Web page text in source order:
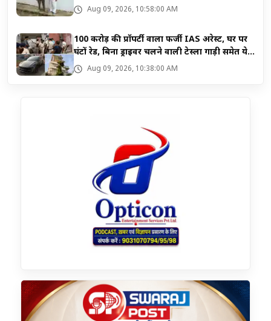
Aug 09, 2026, 10:58:00 AM
100 करोड़ की प्रॉपर्टी वाला फर्जी IAS अरेस्ट, घर पर
घंटों रेड, बिना ड्राइवर चलने वाली टेस्ला गाड़ी समेत ये
सब बरामद
Aug 09, 2026, 10:38:00 AM